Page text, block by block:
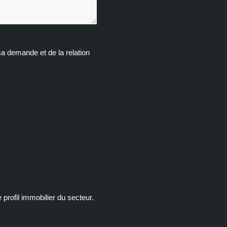
demande et de la relation
immobilier du secteur.